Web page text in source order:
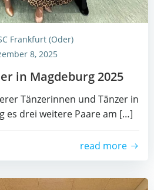
Frankfurt (Oder)
8, 2025
in Mag­de­burg 2025
Tän­ze­rin­nen und Tän­zer in
es drei wei­te­re Paa­re am […]
read more